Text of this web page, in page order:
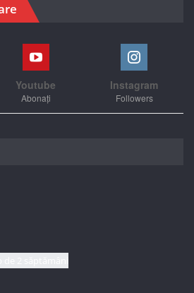
Youtube
Abonați
Instagram
Followers